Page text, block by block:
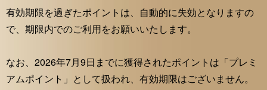
有効期限を過ぎたポイントは、自動的に失効となりますの
で、期限内でのご利用をお願いいたします。
なお、2026年7月9日までに獲得されたポイントは「プレミ
アムポイント」として扱われ、有効期限はございません。